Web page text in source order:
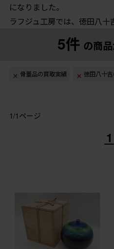
になりました。
ラフジュ工房では、徳田八十
5件 の商
骨董品の買取実績 徳田八十
1/1ページ
1